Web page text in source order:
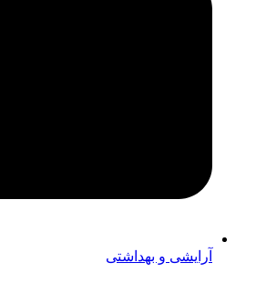
آرایشی و بهداشتی